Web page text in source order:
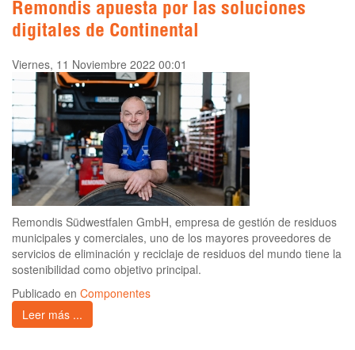
Remondis apuesta por las soluciones
digitales de Continental
Viernes, 11 Noviembre 2022 00:01
Remondis Südwestfalen GmbH, empresa de gestión de residuos
municipales y comerciales, uno de los mayores proveedores de
servicios de eliminación y reciclaje de residuos del mundo tiene la
sostenibilidad como objetivo principal.
Publicado en Componentes
Leer más ...